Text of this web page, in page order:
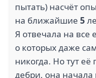
пытать) насчёт
на ближайшие 5
Я отвечала на все
о которых даже
никогда. Но тут
дебри, она